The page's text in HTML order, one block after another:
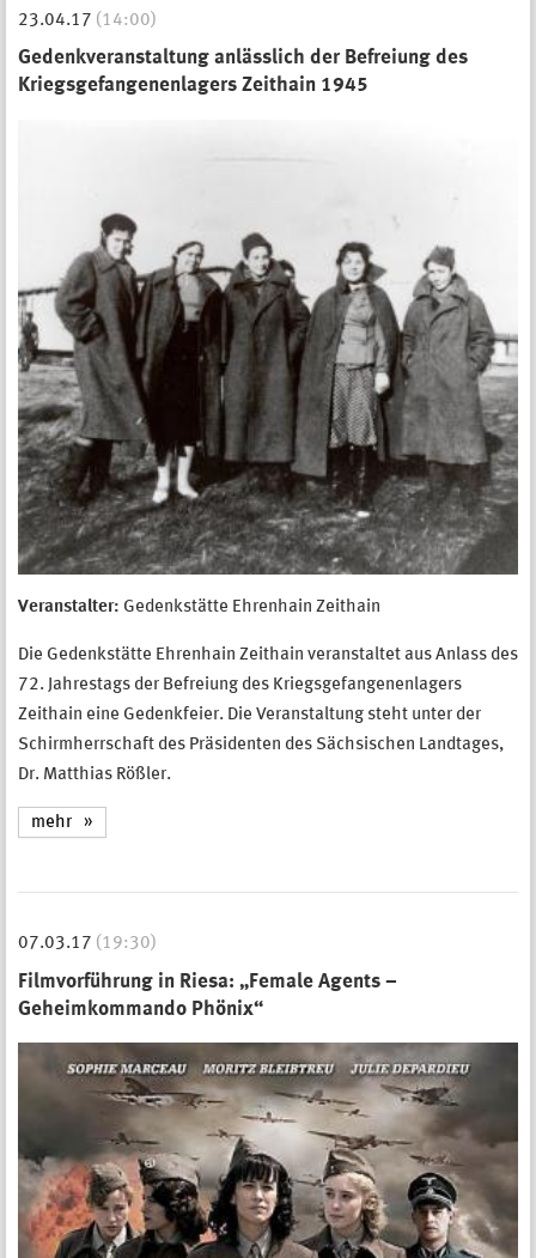
23.04.17 (14:00)
Gedenkveranstaltung anlässlich der Befreiung des
Kriegsgefangenenlagers Zeithain 1945
Veranstalter: Gedenkstätte Ehrenhain Zeithain
Die Gedenkstätte Ehrenhain Zeithain veranstaltet aus Anlass des
72. Jahrestags der Befreiung des Kriegsgefangenenlagers
Zeithain eine Gedenkfeier. Die Veranstaltung steht unter der
Schirmherrschaft des Präsidenten des Sächsischen Landtages,
Dr. Matthias Rößler.
mehr
07.03.17 (19:30)
Filmvorführung in Riesa: „Female Agents –
Geheimkommando Phönix“